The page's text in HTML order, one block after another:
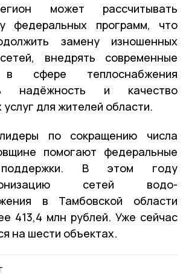
может рассчитывать
федеральных программ, что
замену изношенных
внедрять современные
в сфере теплоснабжения
надёжность и качество
для жителей области.
по сокращению числа
помогают федеральные
поддержки. В этом году
сетей водо-
в Тамбовской области
413,4 млн рублей. Уже сейчас
на шести объектах.